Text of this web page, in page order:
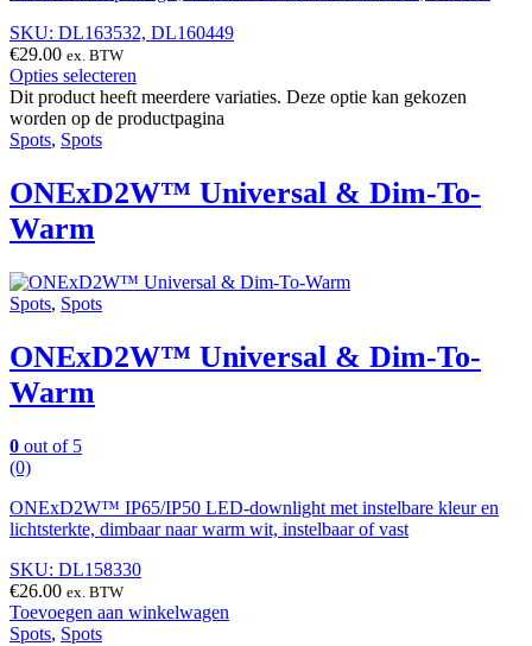
SKU: DL163532, DL160449
€29.00 ex. BTW
Opties selecteren
Dit product heeft meerdere variaties. Deze optie kan gekozen
worden op de productpagina
Spots, Spots
ONExD2W™ Universal & Dim-To-
Warm
Spots, Spots
ONExD2W™ Universal & Dim-To-
Warm
0 out of 5
(0)
ONExD2W™ IP65/IP50 LED-downlight met instelbare kleur en
lichtsterkte, dimbaar naar warm wit, instelbaar of vast
SKU: DL158330
€26.00 ex. BTW
Toevoegen aan winkelwagen
Spots, Spots